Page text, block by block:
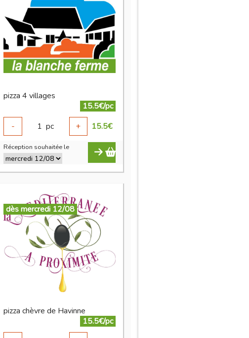
pizza 4 villages
15.5€/pc
-
1 pc + 15.5€
Réception souhaitée le
dès mercredi 12/08
pizza chèvre de Havinne
15.5€/pc